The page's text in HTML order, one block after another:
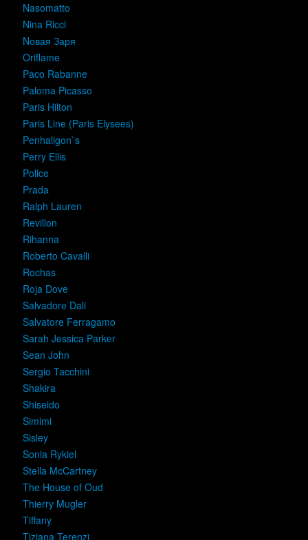
Nasomatto
Nina Ricci
Nовая Заря
Oriflame
Paco Rabanne
Paloma Picasso
Paris Hilton
Paris Line (Paris Elysees)
Penhaligon`s
Perry Ellis
Police
Prada
Ralph Lauren
Revillon
Rihanna
Roberto Cavalli
Rochas
Roja Dove
Salvadore Dali
Salvatore Ferragamo
Sarah Jessica Parker
Sean John
Sergio Tacchini
Shakira
Shiseido
Simimi
Sisley
Sonia Rykiel
Stella McCartney
The House of Oud
Thierry Mugler
Tiffany
Tiziana Terenzi